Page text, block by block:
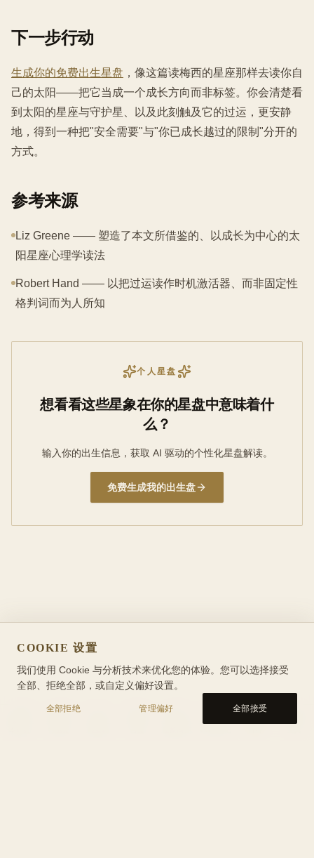
下一步行动
生成你的免费出生星盘 ，像这篇读梅西的星座那样去读你自
己的太阳——把它当成一个成长方向而非标签。你会清楚看
到太阳的星座与守护星、以及此刻触及它的过运，更安静
地，得到一种把"安全需要"与"你已成长越过的限制"分开的
方式。
参考来源
Liz Greene —— 塑造了本文所借鉴的、以成长为中心的太
阳星座心理学读法
Robert Hand —— 以把过运读作时机激活器、而非固定性
格判词而为人所知
个人星盘
想看看这些星象在你的星盘中意味着什
么？
输入你的出生信息，获取 AI 驱动的个性化星盘解读。
免费生成我的出生盘
COOKIE 设置
我们使用 Cookie 与分析技术来优化您的体验。您可以选择接受
全部、拒绝全部，或自定义偏好设置。
全部拒绝 管理偏好 全部接受